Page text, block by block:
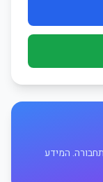
המידע